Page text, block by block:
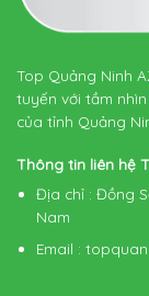
Top Quảng Ninh
tuyến với tầm
của tỉnh Quảng
Thông tin liên hệ
Địa chỉ : Đồng
Nam
Email :